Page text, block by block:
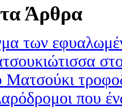
Άρθρα
των
Ματσούκι
που